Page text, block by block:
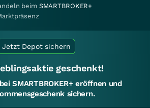
beim SMARTBROKER+
Jetzt Depot sichern
geschenkt!
SMARTBROKER+ eröffnen und
sichern.